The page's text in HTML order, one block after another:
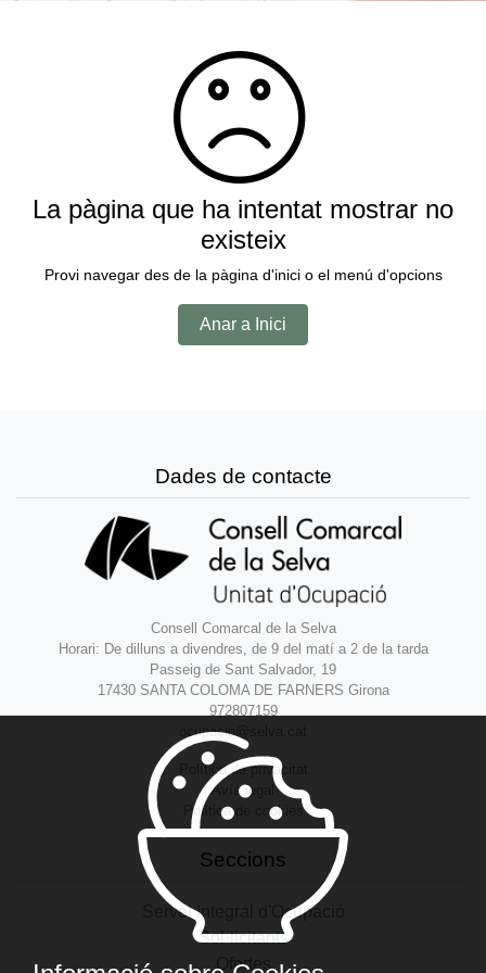
La pàgina que ha intentat mostrar no
existeix
Provi navegar des de la pàgina d'inici o el menú d'opcions
Anar a Inici
Dades de contacte
Consell Comarcal de la Selva
Horari: De dilluns a divendres, de 9 del matí a 2 de la tarda
Passeig de Sant Salvador, 19
17430 SANTA COLOMA DE FARNERS Girona
972807159
ocupacio@selva.cat
Política de privacitat
Avís legal
Política de cookies
Seccions
Servei Integral d'Ocupació
Sol·licitants
Ofertes